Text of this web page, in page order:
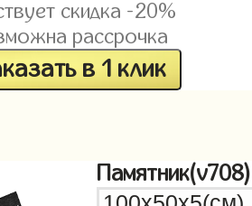
скидка -20%
рассрочка
в 1 клик
Памятник(v708)